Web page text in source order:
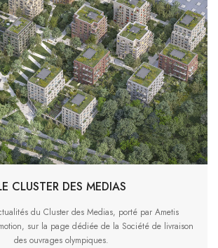
CLUSTER DES MEDIAS
du Cluster des Medias, porté par Ametis
sur la page dédiée de la Société de livraison
des ouvrages olympiques.